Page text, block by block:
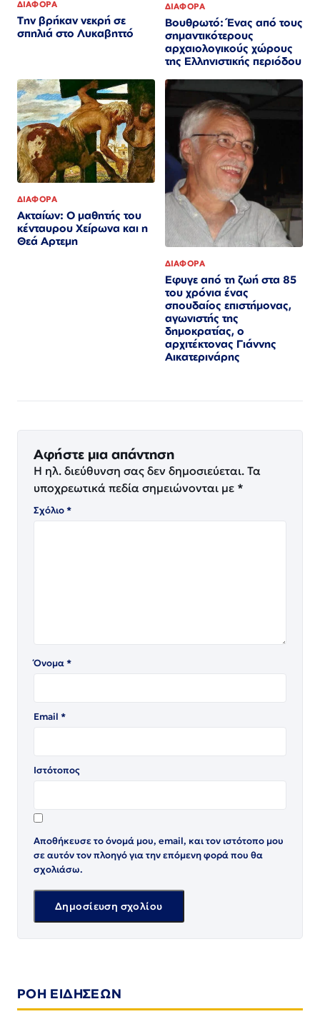
ΔΙΑΦΟΡΑ
Την βρήκαν νεκρή σε
σπηλιά στο Λυκαβηττό
ΔΙΑΦΟΡΑ
Βουθρωτό: Ένας από τους
σημαντικότερους
αρχαιολογικούς χώρους
της Ελληνιστικής περιόδου
ΔΙΑΦΟΡΑ
Ακταίων: Ο μαθητής του
κένταυρου Χείρωνα και η
Θεά Αρτεμη
ΔΙΑΦΟΡΑ
Εφυγε από τη ζωή στα 85
του χρόνια ένας
σπουδαίος επιστήμονας,
αγωνιστής της
δημοκρατίας, ο
αρχιτέκτονας Γιάννης
Αικατερινάρης
Αφήστε μια απάντηση
Η ηλ. διεύθυνση σας δεν δημοσιεύεται. Τα
υποχρεωτικά πεδία σημειώνονται με *
Σχόλιο*
Όνομα*
Email *
Ιστότοπος
Αποθήκευσε το όνομά μου, email, και τον ιστότοπο μου
σε αυτόν τον πλοηγό για την επόμενη φορά που θα
σχολιάσω.
ΡΟΗ ΕΙΔΗΣΕΩΝ